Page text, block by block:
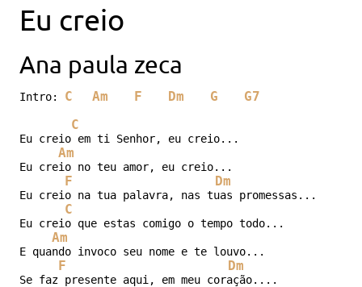
Eu creio
Ana paula zeca
Intro: C Am F Dm G
G7
C
Eu creio em ti Senhor, eu creio...
Am
Eu creio no teu amor, eu creio...
F Dm
Eu creio na tua palavra, nas tuas promessas...
C
Eu creio que estas comigo o tempo todo...
Am
E quando invoco seu nome e te louvo...
F Dm
Se faz presente aqui, em meu coração....